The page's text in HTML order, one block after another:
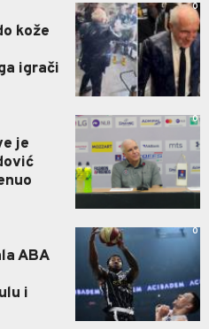
kože
igrači
0
je
0
ABA
i
0